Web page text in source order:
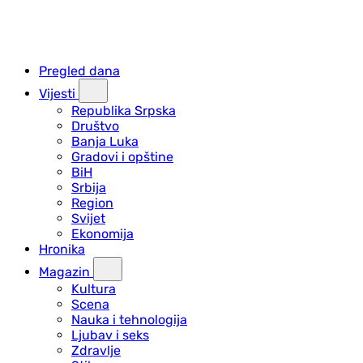
Pregled dana
Vijesti
Republika Srpska
Društvo
Banja Luka
Gradovi i opštine
BiH
Srbija
Region
Svijet
Ekonomija
Hronika
Magazin
Kultura
Scena
Nauka i tehnologija
Ljubav i seks
Zdravlje